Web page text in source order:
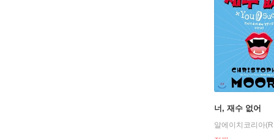
너, 재수 없어
알에이치코리아